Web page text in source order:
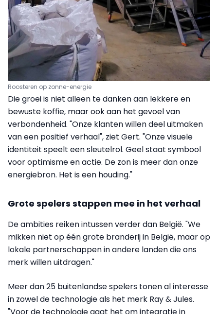
Roosteren op zonne-energie
Die groei is niet alleen te danken aan lekkere en
bewuste koffie, maar ook aan het gevoel van
verbondenheid. "Onze klanten willen deel uitmaken
van een positief verhaal", ziet Gert. "Onze visuele
identiteit speelt een sleutelrol. Geel staat symbool
voor optimisme en actie. De zon is meer dan onze
energiebron. Het is een houding."
Grote spelers stappen mee in het verhaal
De ambities reiken intussen verder dan België. "We
mikken niet op één grote branderij in België, maar op
lokale partnerschappen in andere landen die ons
merk willen uitdragen."
Meer dan 25 buitenlandse spelers tonen al interesse
in zowel de technologie als het merk Ray & Jules.